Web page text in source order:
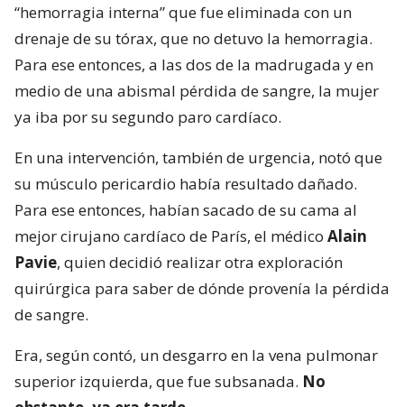
“hemorragia interna” que fue eliminada con un
drenaje de su tórax, que no detuvo la hemorragia.
Para ese entonces, a las dos de la madrugada y en
medio de una abismal pérdida de sangre, la mujer
ya iba por su segundo paro cardíaco.
En una intervención, también de urgencia, notó que
su músculo pericardio había resultado dañado.
Para ese entonces, habían sacado de su cama al
mejor cirujano cardíaco de París, el médico Alain
Pavie, quien decidió realizar otra exploración
quirúrgica para saber de dónde provenía la pérdida
de sangre.
Era, según contó, un desgarro en la vena pulmonar
superior izquierda, que fue subsanada. No